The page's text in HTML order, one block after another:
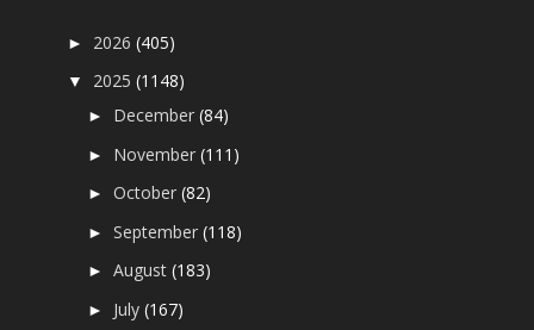
► 2026(405)
▼ 2025(1148)
► December(84)
► November(111)
►October(82)
►September(118)
►August(183)
► July(167)